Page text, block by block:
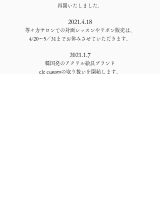
再開いたしました。
2021.4.18
等々力サロンでの対面レッスンやリボン販売は、
4/20〜5／31までお休みさせていただきます。
2021.1.7
韓国発のアクリル絵具ブランド
cle customの取り扱いを開始します。